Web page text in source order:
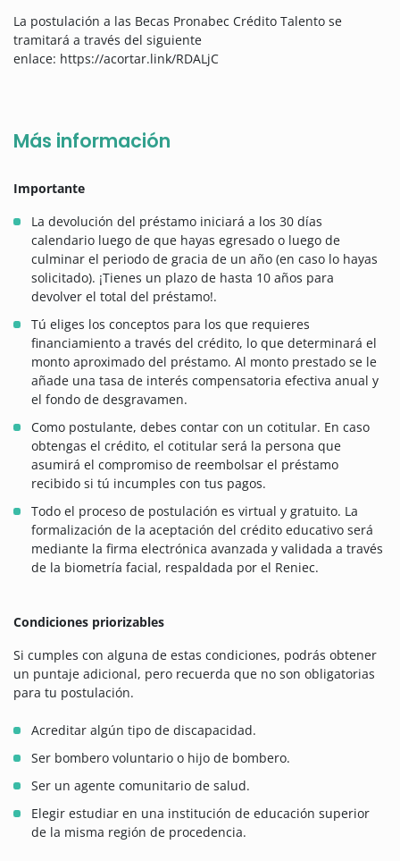
La postulación a las Becas Pronabec Crédito Talento se
tramitará a través del siguiente
enlace: https://acortar.link/RDALjC
Más información
Importante
La devolución del préstamo iniciará a los 30 días
calendario luego de que hayas egresado o luego de
culminar el periodo de gracia de un año (en caso lo hayas
solicitado). ¡Tienes un plazo de hasta 10 años para
devolver el total del préstamo!.
Tú eliges los conceptos para los que requieres
financiamiento a través del crédito, lo que determinará el
monto aproximado del préstamo. Al monto prestado se le
añade una tasa de interés compensatoria efectiva anual y
el fondo de desgravamen.
Como postulante, debes contar con un cotitular. En caso
obtengas el crédito, el cotitular será la persona que
asumirá el compromiso de reembolsar el préstamo
recibido si tú incumples con tus pagos.
Todo el proceso de postulación es virtual y gratuito. La
formalización de la aceptación del crédito educativo será
mediante la firma electrónica avanzada y validada a través
de la biometría facial, respaldada por el Reniec.
Condiciones priorizables
Si cumples con alguna de estas condiciones, podrás obtener
un puntaje adicional, pero recuerda que no son obligatorias
para tu postulación.
Acreditar algún tipo de discapacidad.
Ser bombero voluntario o hijo de bombero.
Ser un agente comunitario de salud.
Elegir estudiar en una institución de educación superior
de la misma región de procedencia.